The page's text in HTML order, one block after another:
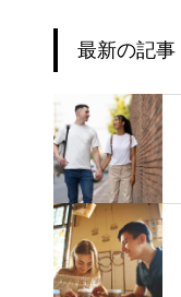
最新の記事